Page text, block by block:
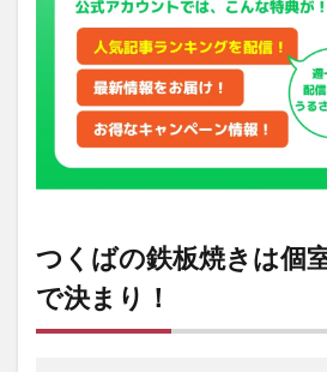
つくばの鉄板焼きは個
で決まり！